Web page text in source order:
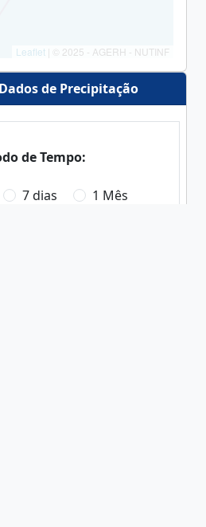
Leaflet | © 2025 - AGERH - NUTINF
de Precipitação
de Tempo:
7 dias
1 Mês